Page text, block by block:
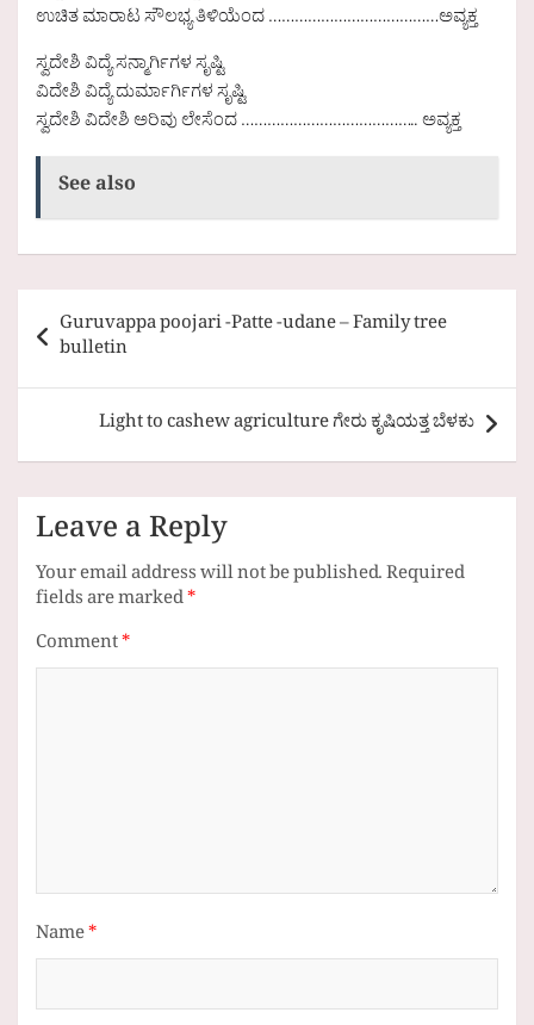
ಉಚಿತ ಮಾರಾಟ ಸೌಲಭ್ಯ ತಿಳಿಯೆಂದ …………………………………ಅವ್ಯಕ್ತ
ಸ್ವದೇಶಿ ವಿದ್ಯೆ ಸನ್ಮಾರ್ಗಿಗಳ ಸೃಷ್ಟಿ
ವಿದೇಶಿ ವಿದ್ಯೆ ದುರ್ಮಾರ್ಗಿಗಳ ಸೃಷ್ಟಿ
ಸ್ವದೇಶಿ ವಿದೇಶಿ ಅರಿವು ಲೇಸೆಂದ ………………………………….. ಅವ್ಯಕ್ತ
See also
Post
navigation
Guruvappa poojari -Patte -udane – Family tree
bulletin
Light to cashew agriculture ಗೇರು ಕೃಷಿಯತ್ತ ಬೆಳಕು
Leave a Reply
Your email address will not be published.Required
fields are marked*
Comment*
Name*